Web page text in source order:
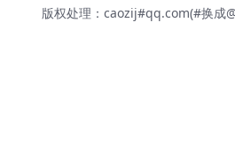
版权处理：caozij#qq.com(#换成